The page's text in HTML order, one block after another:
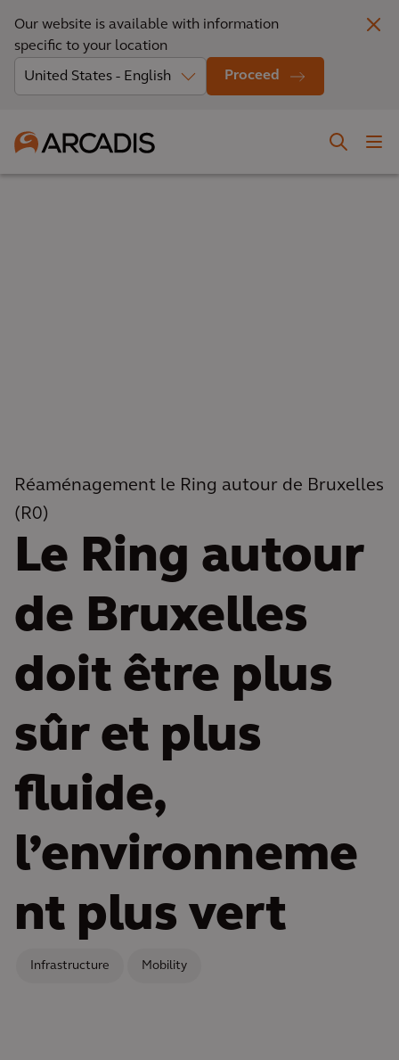
Our website is available with information
specific to your location
Proceed
Réaménagement le Ring autour de Bruxelles
(R0)
Le Ring autour
de Bruxelles
doit être plus
sûr et plus
fluide,
l’environneme
nt plus vert
Infrastructure Mobility